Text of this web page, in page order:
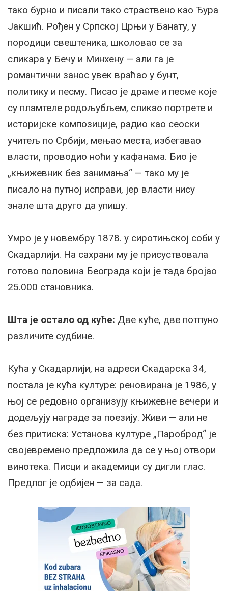
тако бурно и писали тако страствено као Ђура
Јакшић. Рођен у Српској Црњи у Банату, у
породици свештеника, школовао се за
сликара у Бечу и Минхену — али га је
романтични занос увек враћао у бунт,
политику и песму. Писао је драме и песме које
су пламтеле родољубљем, сликао портрете и
историјске композиције, радио као сеоски
учитељ по Србији, мењао места, избегавао
власти, проводио ноћи у кафанама. Био је
„књижевник без занимања“ — тако му је
писало на путној исправи, јер власти нису
знале шта друго да упишу.
Умро је у новембру 1878. у сиротињској соби у
Скадарлији. На сахрани му је присуствовала
готово половина Београда који је тада бројао
25.000 становника.
Шта је остало од куће: Две куће, две потпуно
различите судбине.
Кућа у Скадарлији, на адреси Скадарска 34,
постала је кућа културе: реновирана је 1986, у
њој се редовно организују књижевне вечери и
додељују награде за поезију. Живи — али не
без притиска: Установа културе „Пароброд“ је
својевремено предложила да се у њој отвори
винотека. Писци и академици су дигли глас.
Предлог је одбијен — за сада.